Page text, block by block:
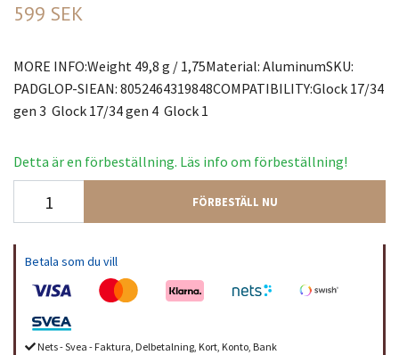
599 SEK
MORE INFO:Weight 49,8 g / 1,75Material: AluminumSKU:
PADGLOP-SIEAN: 8052464319848COMPATIBILITY:Glock 17/34
gen 3 Glock 17/34 gen 4 Glock 1
Detta är en förbeställning. Läs info om förbeställning!
FÖRBESTÄLL NU
Betala som du vill
Nets - Svea - Faktura, Delbetalning, Kort, Konto, Bank